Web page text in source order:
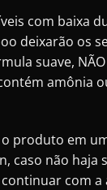
com baixa
deixarão os
suave,
amônia
o produto em
caso não haja
com a